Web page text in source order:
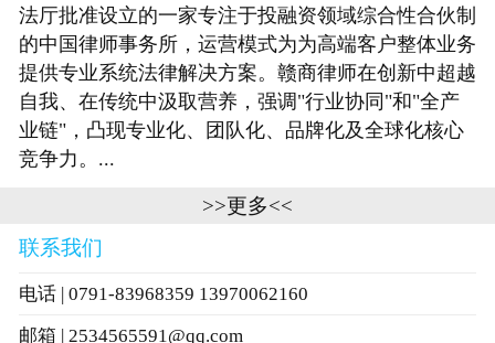
法厅批准设立的一家专注于投融资领域综合性合伙制
的中国律师事务所，运营模式为为高端客户整体业务
提供专业系统法律解决方案。赣商律师在创新中超越
自我、在传统中汲取营养，强调"行业协同"和"全产
业链"，凸现专业化、团队化、品牌化及全球化核心
竞争力。...
>>更多<<
联系我们
电话 | 0791-83968359 13970062160
邮箱 | 2534565591@qq.com